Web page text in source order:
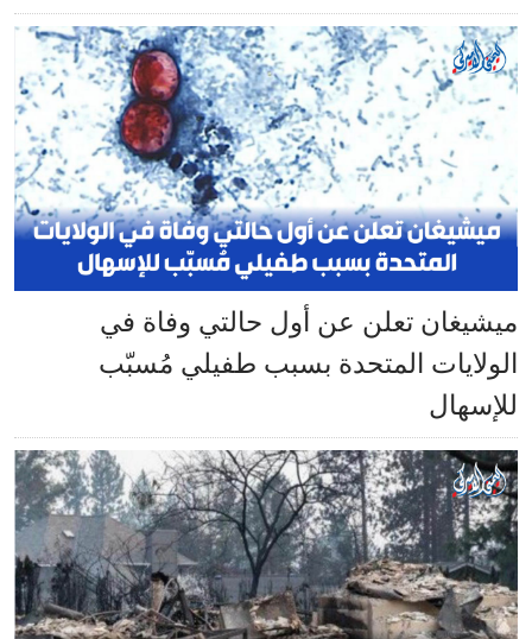
ميشيغان تعلن عن أول حالتي وفاة في
الولايات المتحدة بسبب طفيلي مُسبّب
للإسهال